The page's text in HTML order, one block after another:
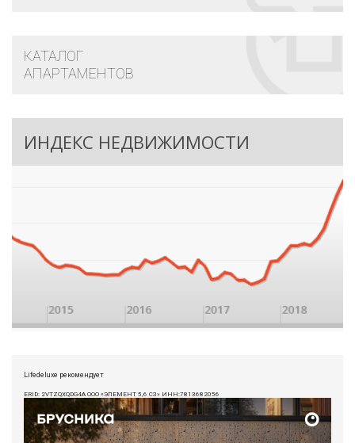
КАТАЛОГ
АПАРТАМЕНТОВ
ИНДЕКС НЕДВИЖИМОСТИ
Lifedeluxe рекомендует
ERID: 2VTZQXQDG4A ООО «ЭЛЕМЕНТ 5,6 СЗ» ИНН:7813682056